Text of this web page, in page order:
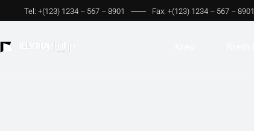
Tel: +(123) 1234 – 567 – 8901 Fax: +(123) 1234 – 567 – 8901